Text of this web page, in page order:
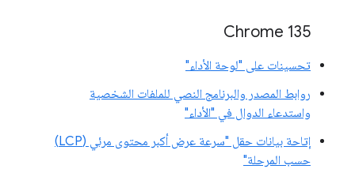
Chrome 135
تحسينات على "لوحة الأداء"
روابط المصدر والبرنامج النصي للملفات الشخصية
واستدعاء الدوال في "الأداء"
إتاحة بيانات حقل "سرعة عرض أكبر محتوى مرئي (LCP)
حسب المرحلة"